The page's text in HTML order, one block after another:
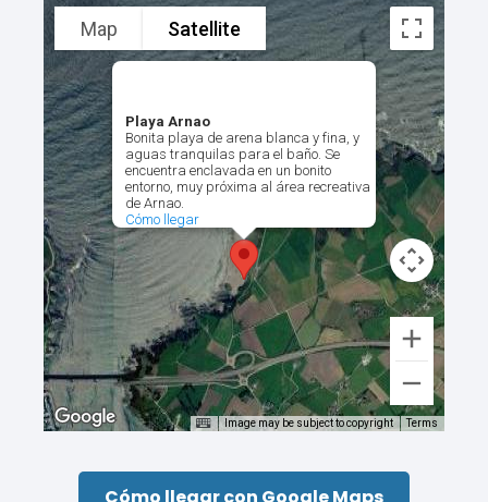
Playa Arnao
Bonita playa de arena blanca y fina, y
aguas tranquilas para el baño. Se
encuentra enclavada en un bonito
entorno, muy próxima al área recreativa
de Arnao.
Cómo llegar
Map Satellite
Image may be subject to copyright Terms